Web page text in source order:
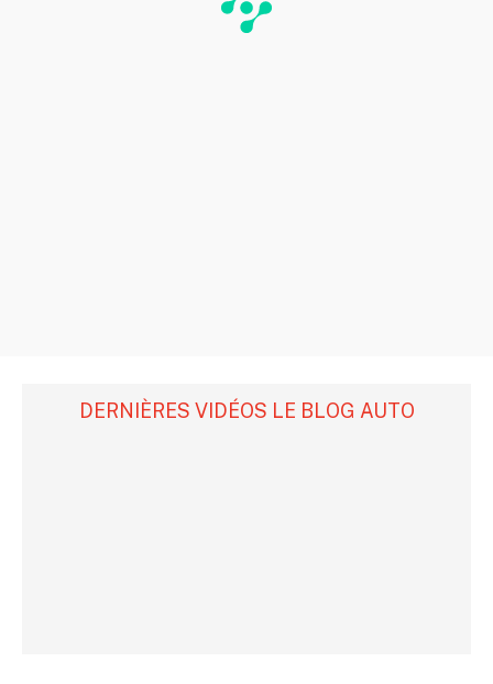
DERNIÈRES VIDÉOS LE BLOG AUTO